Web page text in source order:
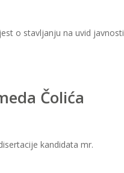
o stavljanju na uvid javnosti
Čolića
kandidata mr.